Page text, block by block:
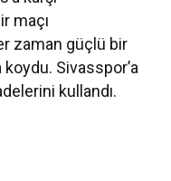
maçı
zaman güçlü bir
Sivasspor’a
kullandı.